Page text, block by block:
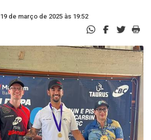
19 de março de 2025 às 19:52